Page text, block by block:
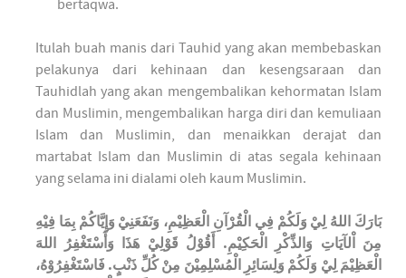
bertaqwa.
Itulah buah manis dari Tauhid yang akan membebaskan
pelakunya dari kehinaan dan kesengsaraan dan
Tauhidlah yang akan mengembalikan kehormatan Islam
dan Muslimin, mengembalikan harga diri dan kemuliaan
Islam dan Muslimin, dan menaikkan derajat dan
martabat Islam dan Muslimin di atas segala kehinaan
yang selama ini dialami oleh kaum Muslimin.
بَارَكَ اللهُ لِيْ وَلَكُمْ فِي الْقُرْآنِ الْعَظِيْمِ، وَنَفَعَنِيْ وَإِيَّاكُمْ بِمَا فِيْهِ
مِنَ اْلآيَاتِ وَالذِّكْرِ الْحَكِيْمِ. أَقُوْلُ قَوْلِيْ هَذَا وَأَسْتَغْفِرُ اللهَ
الْعَظِيْمَ لِيْ وَلَكُمْ وَلِسَائِرِ الْمُسْلِمِيْنَ مِنْ كُلِّ ذَنْبٍ. فَاسْتَغْفِرُوْهُ،